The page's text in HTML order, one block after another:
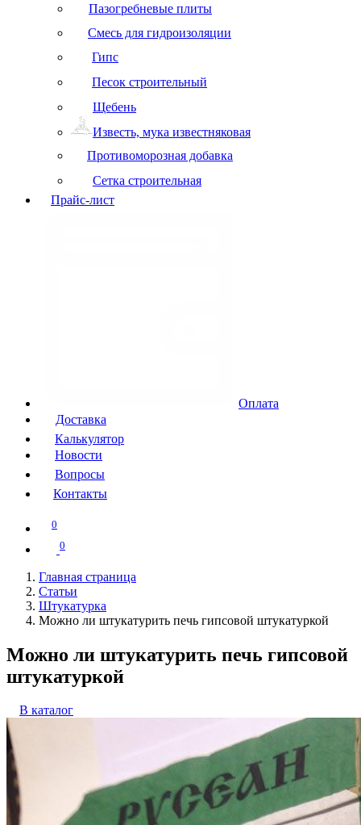
Пазогребневые плиты
Смесь для гидроизоляции
Гипс
Песок строительный
Щебень
Известь, мука известняковая
Противоморозная добавка
Сетка строительная
Прайс-лист
Оплата
Доставка
Калькулятор
Новости
Вопросы
Контакты
0
0
Главная страница
Статьи
Штукатурка
Можно ли штукатурить печь гипсовой штукатуркой
Можно ли штукатурить печь гипсовой
штукатуркой
В каталог